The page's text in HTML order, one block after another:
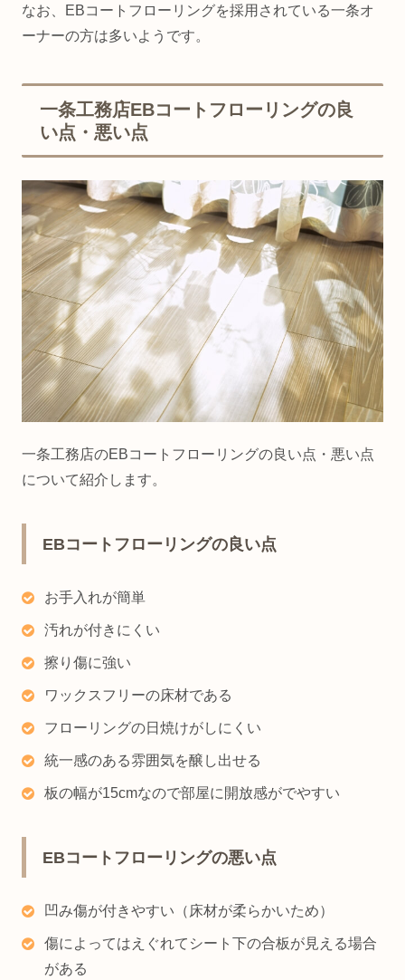
なお、EBコートフローリングを採用されている一条オ
ーナーの方は多いようです。
一条工務店EBコートフローリングの良
い点・悪い点
一条工務店のEBコートフローリングの良い点・悪い点
について紹介します。
EBコートフローリングの良い点
お手入れが簡単
汚れが付きにくい
擦り傷に強い
ワックスフリーの床材である
フローリングの日焼けがしにくい
統一感のある雰囲気を醸し出せる
板の幅が15cmなので部屋に開放感がでやすい
EBコートフローリングの悪い点
凹み傷が付きやすい（床材が柔らかいため）
傷によってはえぐれてシート下の合板が見える場合
がある